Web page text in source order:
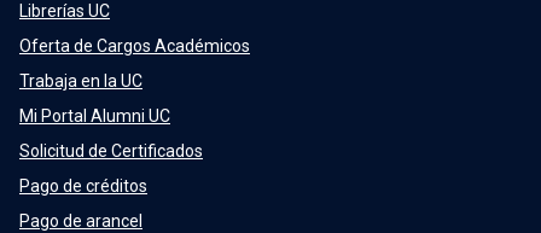
Librerías UC
Oferta de Cargos Académicos
Trabaja en la UC
Mi Portal Alumni UC
Solicitud de Certificados
Pago de créditos
Pago de arancel